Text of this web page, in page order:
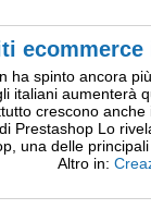
ha spinto ancora
italiani aumenterà
crescono anche
Prestashop Lo
una delle
Altro in: